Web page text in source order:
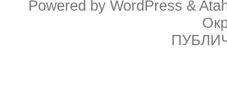
Powered by WordPress &